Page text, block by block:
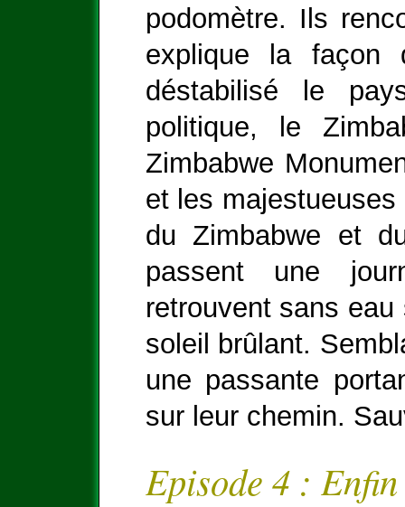
podomètre. Ils
explique la façon
déstabilisé le
politique, le
Zimbabwe
et les
du Zimbabwe et
passent une
retrouvent sans
soleil brûlant.
une passante
sur leur chemin.
Episode 4 :